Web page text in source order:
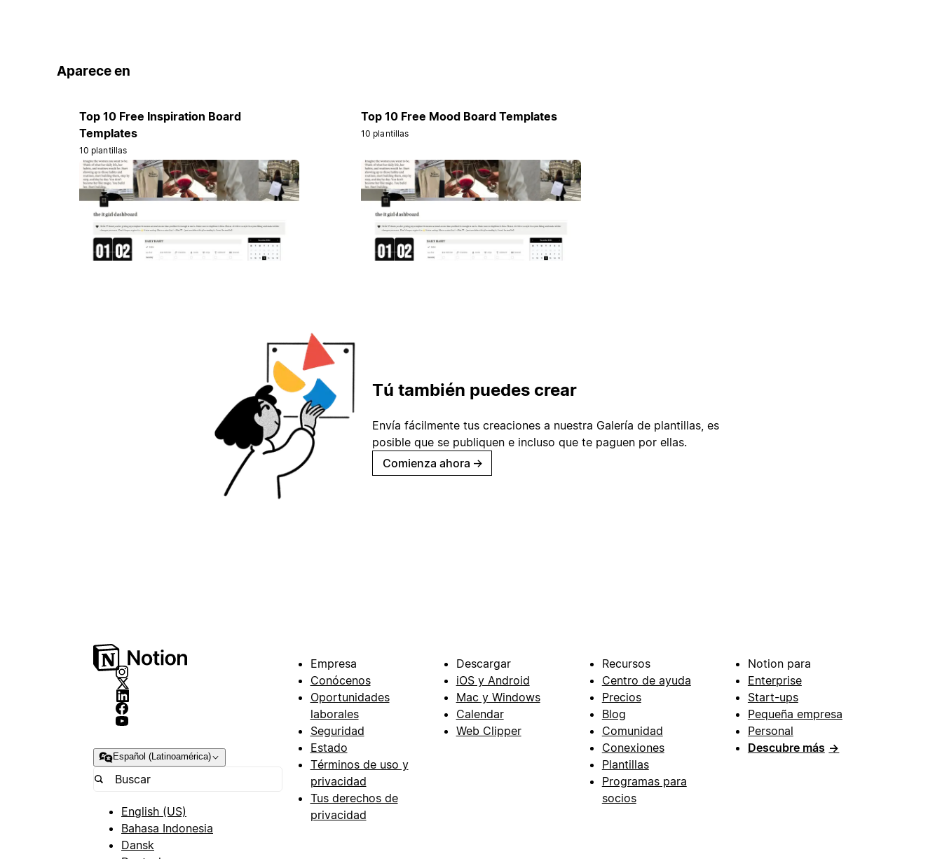
Aparece en
Top 10 Free Inspiration Board
Templates
10 plantillas
Top 10 Free Mood Board Templates
10 plantillas
Tú también puedes crear
Envía fácilmente tus creaciones a nuestra Galería de plantillas, es
posible que se publiquen e incluso que te paguen por ellas.
Comienza ahora →
Español (Latinoamérica)
English (US)
Bahasa Indonesia
Dansk
Empresa
Conócenos
Oportunidades
laborales
Seguridad
Estado
Términos de uso y
privacidad
Tus derechos de
privacidad
Descargar
iOS y Android
Mac y Windows
Calendar
Web Clipper
Recursos
Centro de ayuda
Precios
Blog
Comunidad
Conexiones
Plantillas
Programas para
socios
Notion para
Enterprise
Start-ups
Pequeña empresa
Personal
Descubre más →